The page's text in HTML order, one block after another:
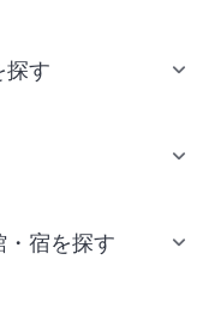
探す
宿を探す